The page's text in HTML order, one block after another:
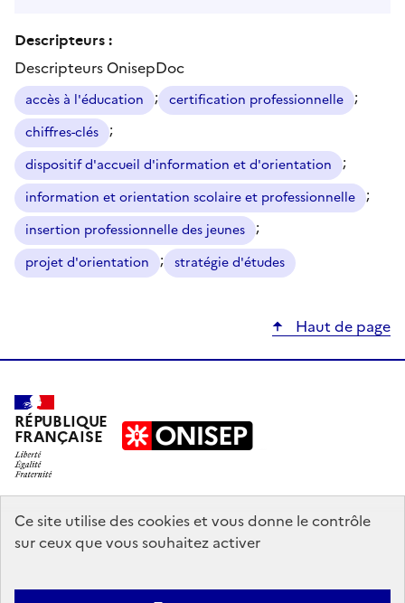
Ce site utilise des cookies et vous donne le contrôle
sur ceux que vous souhaitez activer
Descripteurs :
Descripteurs OnisepDoc
accès à l'éducation ; certification professionnelle ;
chiffres-clés ;
dispositif d'accueil d'information et d'orientation ;
information et orientation scolaire et professionnelle ;
insertion professionnelle des jeunes ;
projet d'orientation ; stratégie d'études
Haut de page
RÉPUBLIQUE
FRANÇAISE
education.gouv.fr
enseignementsup-recherche.gouv.fr